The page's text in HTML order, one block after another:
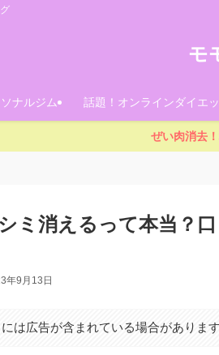
モ
ナルジム 話題！オンラインダイエ
ぜい肉消去
ミ消えるって本当？
年9月13日
は広告が含まれている場合があります